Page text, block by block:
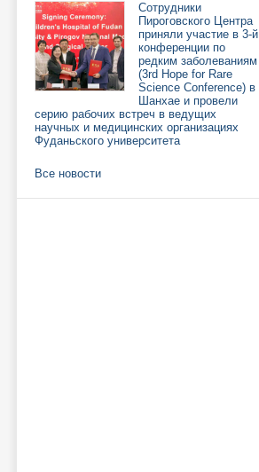
Сотрудники
Пироговского Центра
приняли участие в 3-й
конференции по
редким заболеваниям
(3rd Hope for Rare
Science Conference) в
Шанхае и провели
серию рабочих встреч в ведущих
научных и медицинских организациях
Фуданьского университета
Все новости